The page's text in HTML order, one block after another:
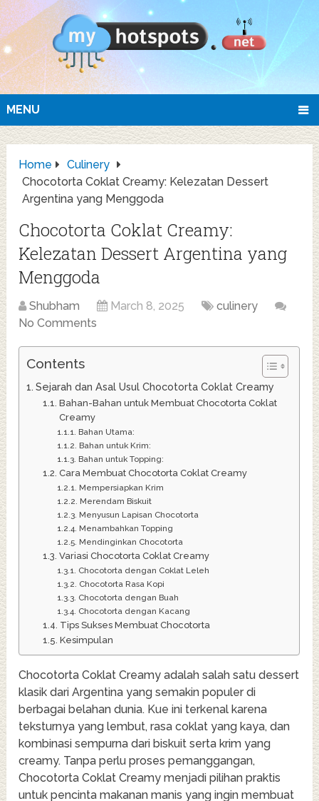
MENU
Home
Culinery
Chocotorta Coklat Creamy: Kelezatan Dessert
Argentina yang Menggoda
Chocotorta Coklat Creamy:
Kelezatan Dessert Argentina yang
Menggoda
Shubham March 8, 2025
culinery
No Comments
Contents
Sejarah dan Asal Usul Chocotorta Coklat Creamy
Bahan-Bahan untuk Membuat Chocotorta Coklat
Creamy
Bahan Utama:
Bahan untuk Krim:
Bahan untuk Topping:
Cara Membuat Chocotorta Coklat Creamy
Mempersiapkan Krim
Merendam Biskuit
Menyusun Lapisan Chocotorta
Menambahkan Topping
Mendinginkan Chocotorta
Variasi Chocotorta Coklat Creamy
Chocotorta dengan Coklat Leleh
Chocotorta Rasa Kopi
Chocotorta dengan Buah
Chocotorta dengan Kacang
Tips Sukses Membuat Chocotorta
Kesimpulan
Chocotorta Coklat Creamy adalah salah satu dessert
klasik dari Argentina yang semakin populer di
berbagai belahan dunia. Kue ini terkenal karena
teksturnya yang lembut, rasa coklat yang kaya, dan
kombinasi sempurna dari biskuit serta krim yang
creamy. Tanpa perlu proses pemanggangan,
Chocotorta Coklat Creamy menjadi pilihan praktis
untuk pencinta makanan manis yang ingin membuat